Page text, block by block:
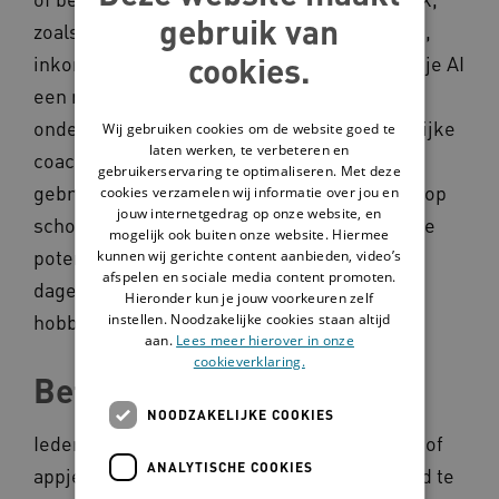
zoals informatie opzoeken, of tekst vertalen,
inkorten, nakijken of structureren. Ook kun je AI
een rol geven die jou of je cliënt kan
ondersteunen zoals taal assistent, persoonlijke
coach of administratieve hulp. Veel mensen
gebruiken AI voor hun werk of bijvoorbeeld op
school. Ook voor jou of je cliënten heeft AI de
potentie om zowel te ondersteunen bij
dagelijkse taken, als plezier te bieden bij
hobby’s.
Beter schrijven met AI
Iedereen schrijft wel eens een brief, e-mail of
appje, en soms is het belangrijk om die goed te
gebruik van
cookies.
Wij gebruiken cookies om de website goed te
laten werken, te verbeteren en
gebruikerservaring te optimaliseren. Met deze
cookies verzamelen wij informatie over jou en
jouw internetgedrag op onze website, en
mogelijk ook buiten onze website. Hiermee
kunnen wij gerichte content aanbieden, video’s
afspelen en sociale media content promoten.
Hieronder kun je jouw voorkeuren zelf
instellen. Noodzakelijke cookies staan altijd
aan. Lees meer hierover in onze
cookieverklaring.
NOODZAKELIJKE COOKIES
ANALYTISCHE COOKIES